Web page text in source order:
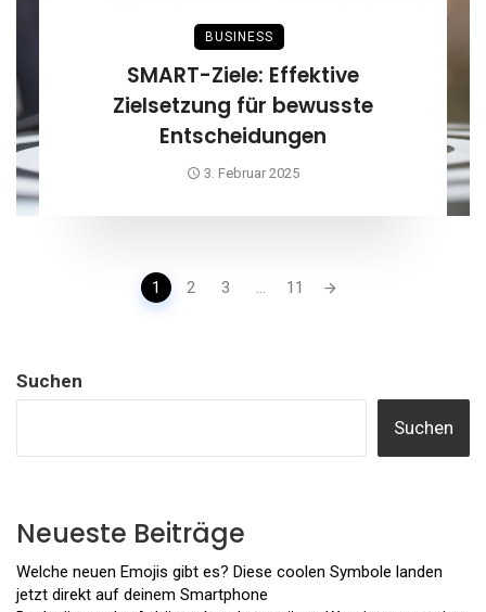
BUSINESS
SMART-Ziele: Effektive
Zielsetzung für bewusste
Entscheidungen
3. Februar 2025
1 2 3 ... 11
Suchen
Suchen
Neueste Beiträge
Welche neuen Emojis gibt es? Diese coolen Symbole landen
jetzt direkt auf deinem Smartphone